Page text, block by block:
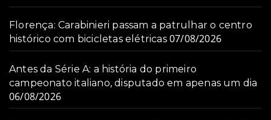
Florença: Carabinieri passam a patrulhar o centro
histórico com bicicletas elétricas 07/08/2026
Antes da Série A: a história do primeiro
campeonato italiano, disputado em apenas um dia
06/08/2026